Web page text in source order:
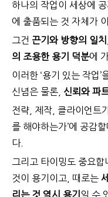
하나의 작업이 세상에
에 출품되는 것 자체가
그건 끈기와 방향의 일
의 조용한 용기 덕분에
이러한 ‘용기 있는 작업
신념은 물론, 신뢰와 파
전략, 제작, 클라이언트
를 해야하는가’에 공감
다.
그리고 타이밍도 중요
것이 용기이고, 때로는
리는 것 역시 용기 일 수